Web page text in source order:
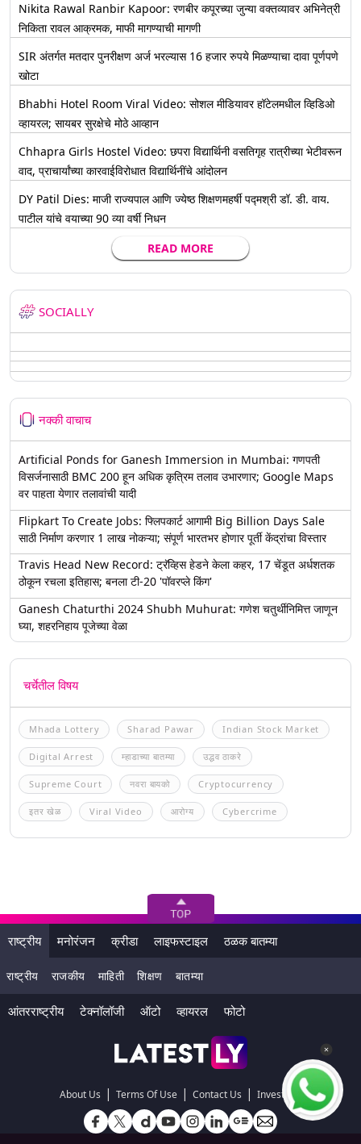
Nikita Rawal Ranbir Kapoor: रणबीर कपूरच्या जुन्या वक्तव्यावर अभिनेत्री
निकिता रावल आक्रमक, माफी मागण्याची मागणी
SIR अंतर्गत मतदार पुनरीक्षण अर्ज भरल्यास 16 हजार रुपये मिळण्याचा दावा पूर्णपणे
खोटा
Bhabhi Hotel Room Viral Video: सोशल मीडियावर हॉटेलमधील व्हिडिओ
व्हायरल; सायबर सुरक्षेचे मोठे आव्हान
Chhapra Girls Hostel Video: छपरा विद्यार्थिनी वसतिगृह रात्रीच्या भेटीवरून
वाद, प्राचार्यांच्या कारवाईविरोधात विद्यार्थिनींचे आंदोलन
DY Patil Dies: माजी राज्यपाल आणि ज्येष्ठ शिक्षणमहर्षी पद्मश्री डॉ. डी. वाय.
पाटील यांचे वयाच्या 90 व्या वर्षी निधन
READ MORE
SOCIALLY
नक्की वाचाच
Artificial Ponds for Ganesh Immersion in Mumbai: गणपती
विसर्जनासाठी BMC 200 हून अधिक कृत्रिम तलाव उभारणार; Google Maps
वर पाहता येणार तलावांची यादी
Flipkart To Create Jobs: फ्लिपकार्ट आगामी Big Billion Days Sale
साठी निर्माण करणार 1 लाख नोकऱ्या; संपूर्ण भारतभर होणार पूर्ती केंद्रांचा विस्तार
Travis Head New Record: ट्रॅव्हिस हेडने केला कहर, 17 चेंडूत अर्धशतक
ठोकून रचला इतिहास; बनला टी-20 'पॉवरप्ले किंग'
Ganesh Chaturthi 2024 Shubh Muhurat: गणेश चतुर्थीनिमित्त जाणून
घ्या, शहरनिहाय पूजेच्या वेळा
चर्चेतील विषय
Mhada Lottery Sharad Pawar Indian Stock Market
Digital Arrest म्हाडाच्या बातम्या उद्धव ठाकरे
Supreme Court नवरा बायको Cryptocurrency
इतर खेळ Viral Video आरोग्य Cybercrime
राष्ट्रीय मनोरंजन क्रीडा लाइफस्टाइल ठळक बातम्या
राष्ट्रीय राजकीय माहिती शिक्षण बातम्या
आंतरराष्ट्रीय टेक्नॉलॉजी ऑटो व्हायरल फोटो
About Us | Terms Of Use | Contact Us | Investors